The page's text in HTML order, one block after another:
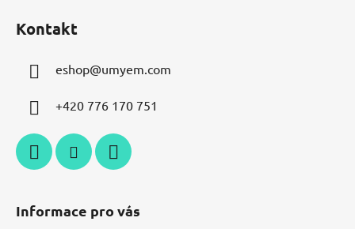
Kontakt
eshop@umyem.com
+420 776 170 751
Informace pro vás